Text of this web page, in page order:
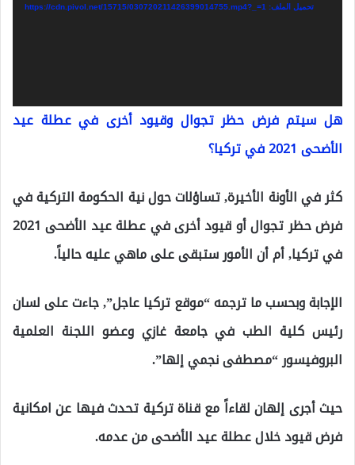
تحميل الملف: https://cdn.pivol.net/15715/030720211426399014755.mp4?_=1
هل سيتم فرض حظر تجوال وقيود أخرى في عطلة عيد
الأضحى 2021 في تركيا؟
كثر في الأونة الأخيرة, تساؤلات حول نية الحكومة التركية في
فرض حظر تجوال أو قيود أخرى في عطلة عيد الأضحى 2021
في تركيا, أم أن الأمور ستبقى على ماهي عليه حالياً.
الإجابة وبحسب ما ترجمه “موقع تركيا عاجل”, جاءت على لسان
رئيس كلية الطب في جامعة غازي وعضو اللجنة العلمية
البروفيسور “مصطفى نجمي إلها”.
حيث أجرى إلهان لقاءاً مع قناة تركية تحدث فيها عن امكانية
فرض قيود خلال عطلة عيد الأضحى من عدمه.